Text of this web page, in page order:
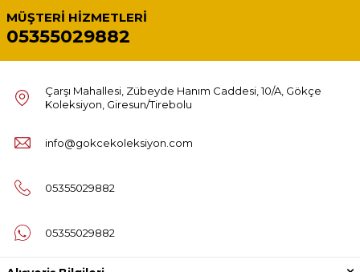
MÜŞTERI HIZMETLERI
05355029882
Çarşı Mahallesi, Zübeyde Hanım Caddesi, 10/A, Gökçe
Koleksiyon, Giresun/Tirebolu
info@gokcekoleksiyon.com
05355029882
05355029882